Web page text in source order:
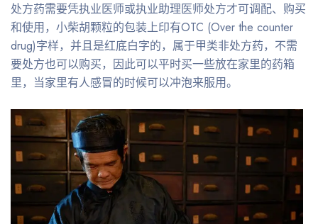
处方药需要凭执业医师或执业助理医师处方才可调配、购买
和使用，小柴胡颗粒的包装上印有OTC (Over the counter
drug)字样，并且是红底白字的，属于甲类非处方药，不需
要处方也可以购买，因此可以平时买一些放在家里的药箱
里，当家里有人感冒的时候可以冲泡来服用。